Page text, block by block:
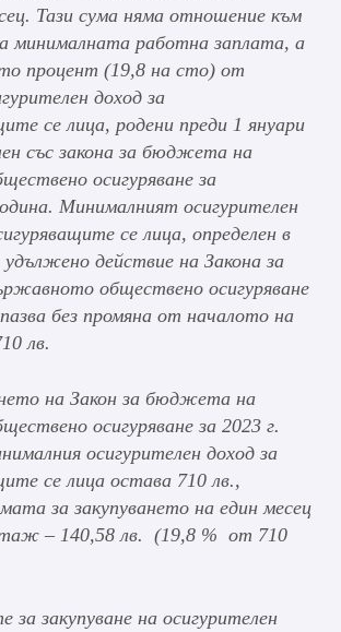
Тази сума няма отношение към
минималната работна заплата, а
процент (19,8 на сто) от
доход за
се лица, родени преди 1 януари
със закона за бюджета на
осигуряване за
Минималният осигурителен
се лица, определен в
удължено действие на Закона за
обществено осигуряване
без промяна от началото на
лв.
на Закон за бюджета на
осигуряване за 2023 г.
осигурителен доход за
се лица остава 710 лв.,
за закупуването на един месец
– 140,58 лв. (19,8 % от 710
закупуване на осигурителен